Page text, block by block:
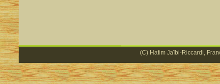
(C) Hatim Jaïbi-Riccardi,